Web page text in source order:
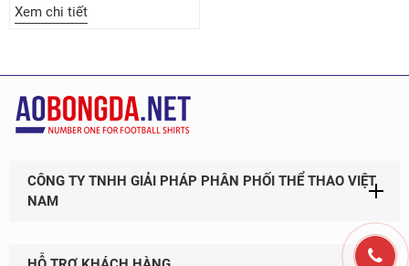
Xem chi tiết
CÔNG TY TNHH GIẢI PHÁP PHÂN PHỐI THỂ THAO VIỆT
NAM